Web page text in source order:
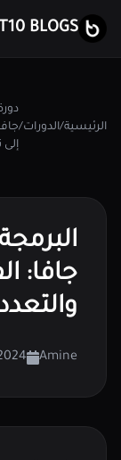
T10 BLOGS
الرئيسية/الدورات/
جافا:
Amine